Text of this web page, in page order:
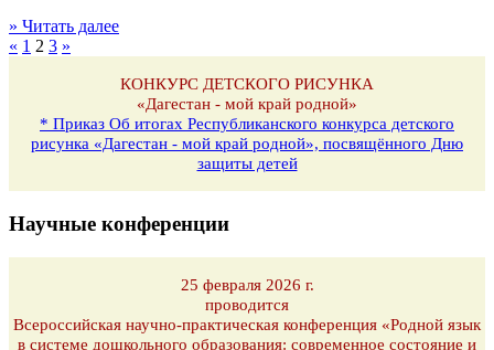
» Читать далее
« 1 2 3 »
КОНКУРС ДЕТСКОГО РИСУНКА
«Дагестан - мой край родной»
* Приказ Об итогах Республиканского конкурса детского
рисунка «Дагестан - мой край родной», посвящённого Дню
защиты детей
Научные конференции
25 февраля 2026 г.
проводится
Всероссийская научно-практическая конференция «Родной язык
в системе дошкольного образования: современное состояние и